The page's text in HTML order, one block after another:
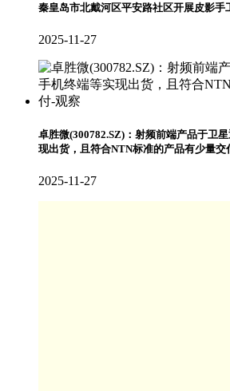
秦皇岛市北戴河区平安路社区开展皮影手
2025-11-27
卓胜微(300782.SZ)：射频前端产品于卫
现出货，且符合NTN标准的产品有少量交
2025-11-27